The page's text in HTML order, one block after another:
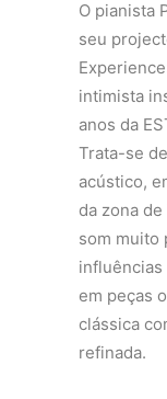
O pianista
seu
intimista
anos da
Trata-se
acústico,
da zona
som muito
influências
em peças
clássica
refinada.